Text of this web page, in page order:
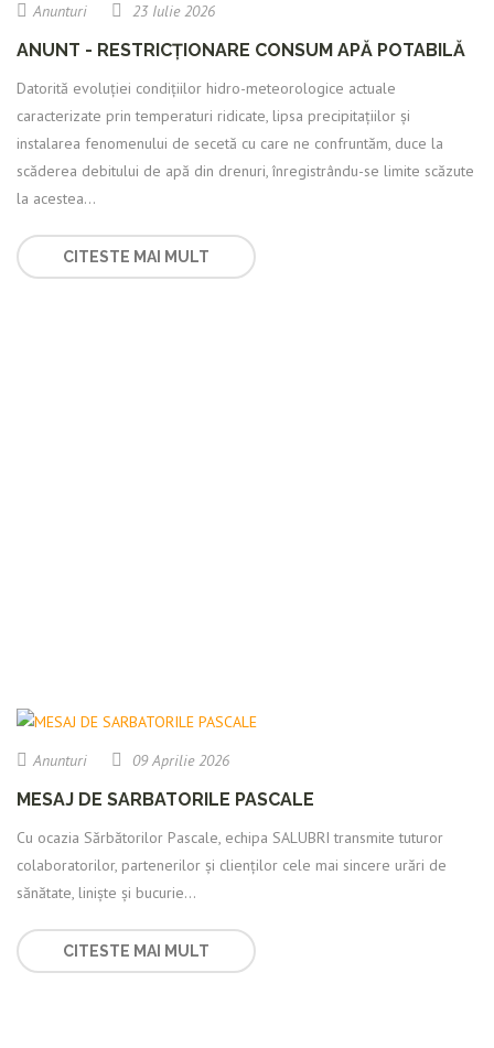
Anunturi 23 Iulie 2026
ANUNT - RESTRICȚIONARE CONSUM APĂ POTABILĂ
Datorită evoluției condițiilor hidro-meteorologice actuale
caracterizate prin temperaturi ridicate, lipsa precipitațiilor și
instalarea fenomenului de secetă cu care ne confruntăm, duce la
scăderea debitului de apă din drenuri, înregistrându-se limite scăzute
la acestea...
CITESTE MAI MULT
Anunturi 09 Aprilie 2026
MESAJ DE SARBATORILE PASCALE
Cu ocazia Sărbătorilor Pascale, echipa SALUBRI transmite tuturor
colaboratorilor, partenerilor și clienților cele mai sincere urări de
sănătate, liniște și bucurie...
CITESTE MAI MULT